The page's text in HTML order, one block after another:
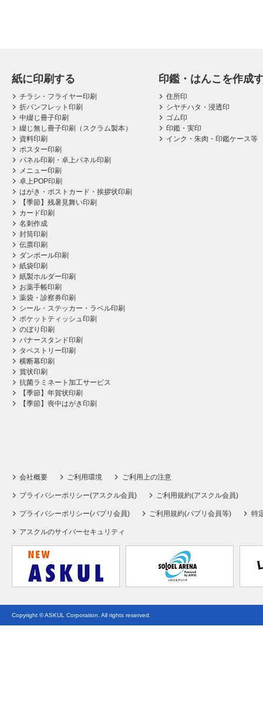
紙に印刷する
チラシ・フライヤー印刷
折パンフレット印刷
中綴じ冊子印刷
綴じ無し冊子印刷（スクラム製本）
資料印刷
ポスター印刷
パネル印刷・卓上パネル印刷
メニュー印刷
卓上POP印刷
はがき・ポストカード・挨拶状印刷
【季節】残暑見舞い印刷
カード印刷
名刺作成
封筒印刷
伝票印刷
ダンボール印刷
紙袋印刷
紙製ホルダー印刷
お薬手帳印刷
薬袋・診察券印刷
シール・ステッカー・ラベル印刷
ポケットティッシュ印刷
のぼり印刷
バナースタンド印刷
タペストリー印刷
横断幕印刷
賞状印刷
抗菌ラミネート加工サービス
【季節】年賀状印刷
【季節】喪中はがき印刷
印鑑・はんこを作成
住所印
シヤチハタ・浸透印
ゴム印
印鑑・実印
インク・朱肉・印鑑ケース等
会社概要 ご利用環境 ご利用上の注意
プライバシーポリシー(アスクル会員) ご利用規約(アスクル会員)
プライバシーポリシー(パプリ会員) ご利用規約(パプリ会員等) 特
アスクルのサイバーセキュリティ
Copyright © ASKUL Corporation. All rights reserved.